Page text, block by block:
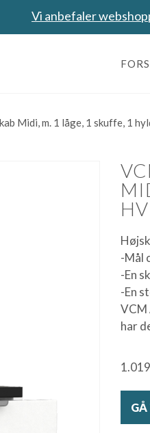
Vi anbefaler
Midi, m. 1 låge, 1 skuffe, 1
-Mål
-En
-En
VCM
har
GÅ